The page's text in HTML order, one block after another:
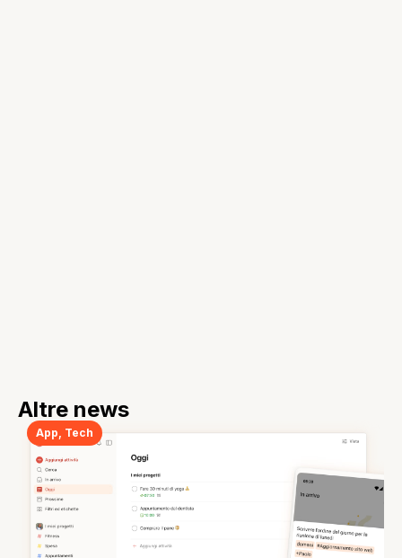
Altre news
App Tech